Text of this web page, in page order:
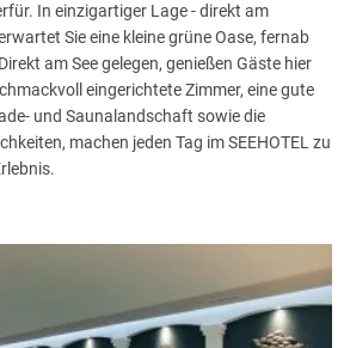
In einzigartiger Lage - direkt am
Sie eine kleine grüne Oase, fernab
am See gelegen, genießen Gäste hier
eingerichtete Zimmer, eine gute
und Saunalandschaft sowie die
machen jeden Tag im SEEHOTEL zu